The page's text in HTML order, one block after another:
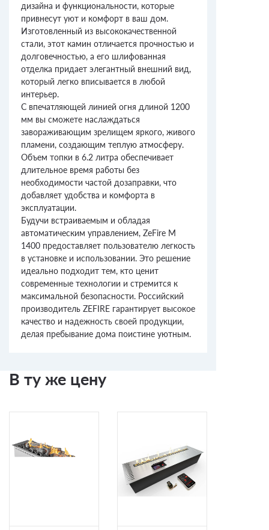
дизайна и функциональности, которые
привнесут уют и комфорт в ваш дом.
Изготовленный из высококачественной
стали, этот камин отличается прочностью и
долговечностью, а его шлифованная
отделка придает элегантный внешний вид,
который легко вписывается в любой
интерьер.
С впечатляющей линией огня длиной 1200
мм вы сможете наслаждаться
завораживающим зрелищем яркого, живого
пламени, создающим теплую атмосферу.
Объем топки в 6.2 литра обеспечивает
длительное время работы без
необходимости частой дозаправки, что
добавляет удобства и комфорта в
эксплуатации.
Будучи встраиваемым и обладая
автоматическим управлением, ZeFire М
1400 предоставляет пользователю легкость
в установке и использовании. Это решение
идеально подходит тем, кто ценит
современные технологии и стремится к
максимальной безопасности. Российский
производитель ZEFIRE гарантирует высокое
качество и надежность своей продукции,
делая пребывание дома поистине уютным.
В ту же цену